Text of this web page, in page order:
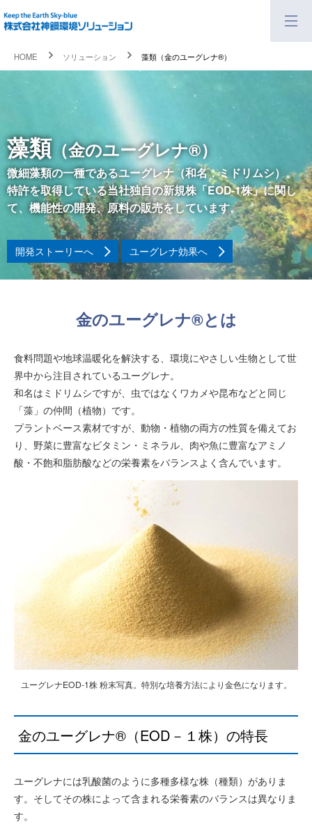
HOME ソリューション 藻類（金のユーグレナ®）
藻類（金のユーグレナ®）
微細藻類の一種であるユーグレナ（和名：ミドリムシ）。
特許を取得している当社独自の新規株「EOD-1株」に関し
て、機能性の開発、原料の販売をしています。
開発ストーリーへ ユーグレナ効果へ
金のユーグレナ®とは
食料問題や地球温暖化を解決する、環境にやさしい生物として世
界中から注目されているユーグレナ。
和名はミドリムシですが、虫ではなくワカメや昆布などと同じ
「藻」の仲間（植物）です。
プラントベース素材ですが、動物・植物の両方の性質を備えてお
り、野菜に豊富なビタミン・ミネラル、肉や魚に豊富なアミノ
酸・不飽和脂肪酸などの栄養素をバランスよく含んでいます。
ユーグレナEOD-1株 粉末写真。特別な培養方法により金色になります。
金のユーグレナ®（EOD－１株）の特長
ユーグレナには乳酸菌のように多種多様な株（種類）がありま
す。そしてその株によって含まれる栄養素のバランスは異なりま
す。